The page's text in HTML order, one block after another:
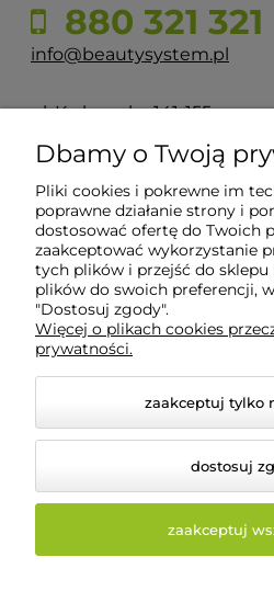
880 321 321
info@beautysystem.pl
ul. Krakowska 141-155
POMOC
INFORMACJE
O NAS
© 2026 beautysystem.pl.
Dbamy o Twoją
Pliki cookies i pokrewne im
poprawne działanie strony i
dostosować ofertę do Twoich
zaakceptować wykorzystanie
tych plików i przejść do
plików do swoich preferencji,
"Dostosuj zgody".
Więcej o plikach cookies
prywatności.
zaakceptuj tylko
dostosuj
zaakceptuj